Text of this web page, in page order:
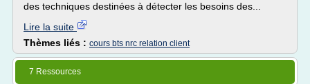
des techniques destinées à détecter les besoins des...
Lire la suite
Thèmes liés : cours bts nrc relation client
7 Ressources